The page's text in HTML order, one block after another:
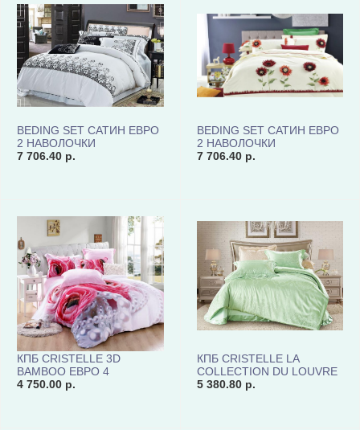
BEDING SET САТИН ЕВРО
2 НАВОЛОЧКИ
"CRISTELLE" TCR04-02
7 706.40 р.
BEDING SET САТИН ЕВРО
2 НАВОЛОЧКИ
"CRISTELLE" TCR04-07
7 706.40 р.
КПБ CRISTELLE 3D
BAMBOO ЕВРО 4
НАВОЛОЧКИ CD06-02
4 750.00 р.
КПБ CRISTELLE LA
COLLECTION DU LOUVRE
ЖАККАРД ЕВРО CJ03-23
5 380.80 р.